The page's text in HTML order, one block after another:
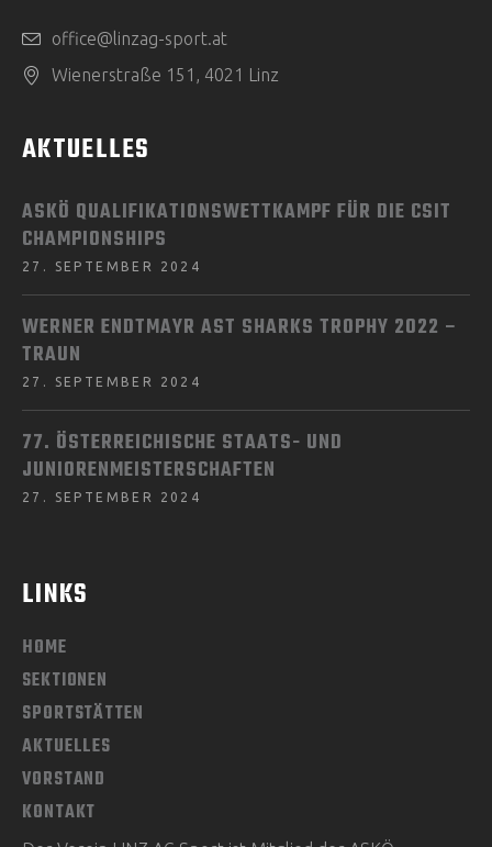
office@linzag-sport.at
Wienerstraße 151, 4021 Linz
AKTUELLES
ASKÖ QUALIFIKATIONSWETTKAMPF FÜR DIE CSIT
CHAMPIONSHIPS
27. SEPTEMBER 2024
WERNER ENDTMAYR AST SHARKS TROPHY 2022 –
TRAUN
27. SEPTEMBER 2024
77. ÖSTERREICHISCHE STAATS- UND
JUNIORENMEISTERSCHAFTEN
27. SEPTEMBER 2024
LINKS
HOME
SEKTIONEN
SPORTSTÄTTEN
AKTUELLES
VORSTAND
KONTAKT